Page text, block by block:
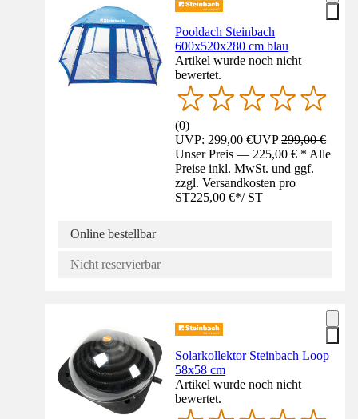
Pooldach Steinbach
600x520x280 cm blau
Artikel wurde noch nicht
bewertet.
(0)
UVP: 299,00 €UVP299,00 €
Unser Preis — 225,00 € * Alle
Preise inkl. MwSt. und ggf.
zzgl. Versandkosten pro
ST225,00 €*/ ST
Online bestellbar
Nicht reservierbar
Solarkollektor Steinbach Loop
58x58 cm
Artikel wurde noch nicht
bewertet.